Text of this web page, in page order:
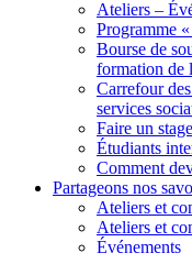
Ateliers –
Programme
Bourse de
formation de
Carrefour
services
Faire un
Étudiants
Comment
Partageons nos
Ateliers et
Ateliers et
Événements